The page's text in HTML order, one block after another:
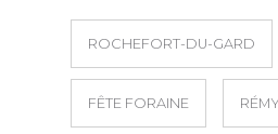
ROCHEFORT-DU-GARD
FÊTE FORAINE